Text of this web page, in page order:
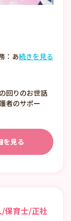
：あ続きを見る
回りのお世話
者のサポー
を見る
保育士/正社